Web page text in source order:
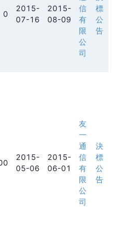
0
2015-
07-16
2015-
08-09
信
有
限
公
司
標
公
告
2015-
05-06
2015-
06-01
友
一
通
信
有
限
公
司
決
標
公
告